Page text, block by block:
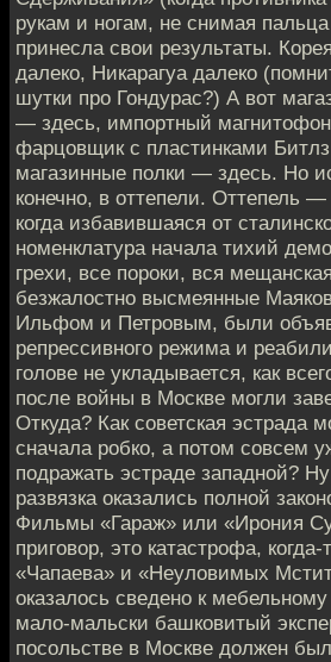
рукам и ногам, не снимая пальца
принесла свои результаты.
далеко, Никарагуа далеко
шутки про Гондурас?) А вот
— здесь, импортный
фарцовщик с пластинками
магазинные полки — здесь. Но
конечно, в оттепели. Оттепель
когда избавившаяся от
номенклатура начала тихий
грехи, все пороки, вся
безжалостно высмеянные
Ильфом и Петровым, были
репрессивного режима и
голове не укладывается, как
после войны в Москве могли
Откуда? Как советская эстрада
сначала робко, а потом совсем
подражать эстраде западной?
развязка оказались полной
Фильмы «Гараж» или «Ирония
приговор, это катастрофа,
«Чапаева» и «Неуловимых
оказалось сведено к
мало-мальски башковитый
посольстве в Москве должен